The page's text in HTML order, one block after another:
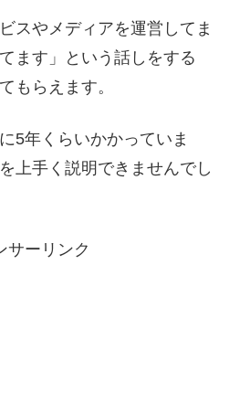
スやメディアを運営してま
ます」という話しをする
もらえます。
5年くらいかかっていま
上手く説明できませんでし
サーリンク